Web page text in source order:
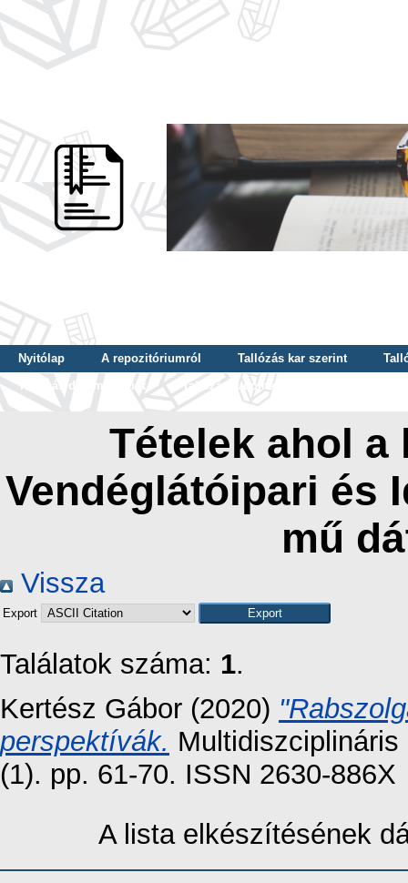
Nyitólap A repozitóriumról Tallózás kar szerint
Tallózás dátum szerint
Tallózás tudományterület szerint
Tételek ahol
Vendéglátóipari és
mű
Vissza
Export
Találatok száma: 1.
Kertész Gábor (2020)
perspektívák.
(1). pp. 61-70. ISSN 2630-886X
A lista elkészítésének